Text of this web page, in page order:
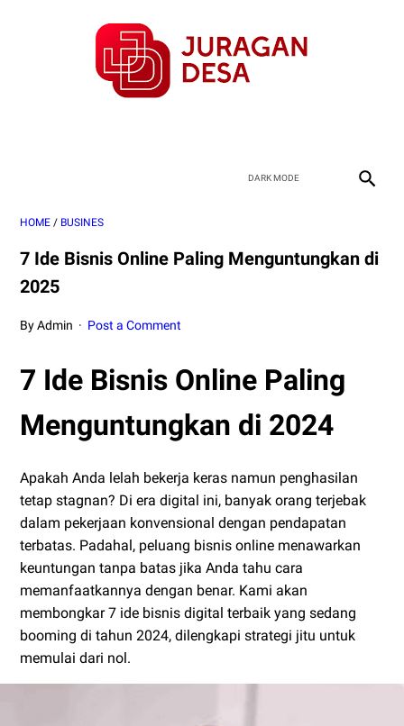
HOME / BUSINES
7 Ide Bisnis Online Paling Menguntungkan di
2025
By Admin Post a Comment
7 Ide Bisnis Online Paling
Menguntungkan di 2024
Apakah Anda lelah bekerja keras namun penghasilan
tetap stagnan? Di era digital ini, banyak orang terjebak
dalam pekerjaan konvensional dengan pendapatan
terbatas. Padahal, peluang bisnis online menawarkan
keuntungan tanpa batas jika Anda tahu cara
memanfaatkannya dengan benar. Kami akan
membongkar 7 ide bisnis digital terbaik yang sedang
booming di tahun 2024, dilengkapi strategi jitu untuk
memulai dari nol.